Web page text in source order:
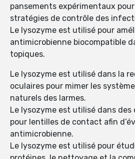
pansements expérimentaux
stratégies de contrôle des
Le lysozyme est utilisé pour
antimicrobienne biocompatible
topiques.
Le lysozyme est utilisé dans la
oculaires pour mimer les
naturels des larmes.
Le lysozyme est utilisé dans
pour lentilles de contact afin
antimicrobienne.
Le lysozyme est utilisé pour